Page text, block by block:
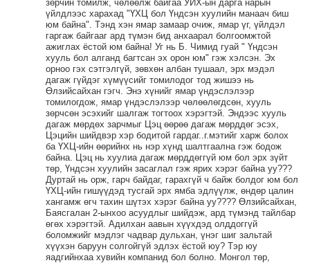
зөрчин томилж, чөлөөлж байгаа УИХ-ын дарга нарын
үйлдлээс харахад "ҮХЦ бол Үндсэн хуулийн манаач биш
юм байна". Тэнд хэн ямар замаар очиж, ямар үг, үйлдэл
гаргаж байгааг ард түмэн бид анхаарал болгоомжтой
ажиглах ёстой юм байна! Уг нь Б. Чимид гуай " Үндсэн
хууль бол алганд багтсан эх орон юм" гэж хэлсэн. Эх
орноо гэх сэтгэлгүй, зөвхөн албан тушаал, эрх мэдэл
дагаж гүйдэг хүмүүсийг томилодог тод жишээ нь
Өлзийсайхан гэгч. Энэ хүнийг ямар үндэслэлээр
томилогдож, ямар үндэслэлээр чөлөөлөгдсөн, хууль
зөрчсөн эсэхийг шалгаж тогтоох хэрэгтэй. Эндээс хууль
дагаж мөрдөх зарчмыг Цэц өөрөө дагаж мөрддөг эсэх,
Цэцийн шийдвэр хэр бодитой гардаг..г.мэтийг харж болох
ба ҮХЦ-ийн өөрийнх нь нэр хүнд шалтгаална гэж бодож
байна. Цэц нь хуулиа дагаж мөрддөггүй юм бол эрх зүйт
төр, Үндсэн хуулийн засаглал гэж ярих хэрэг байна уу???
Дуртай нь орж, гарч байдаг, гарахгүй ч байж болдог юм бол
ҮХЦ-ийн гишүүдэд тусгай эрх ямба эдлүүлж, өндөр цалин
хангамж өгч тахин шүтэх хэрэг байна уу???? Өлзийсайхан,
Баясгалан 2-ынхоо асуудлыг шийдэж, ард түмэнд тайлбар
өгөх хэрэгтэй. Адилхан аавын хүүхдэд олддоггүй
боломжийг мэдлэг чадвар дульхан, үнэг шиг зальтай
хүүхэн баруун солгойгүй эдлэх ёстой юу? Тэр юу
яадгийнхаа хувийн компанид бол болно. Монгол төр,